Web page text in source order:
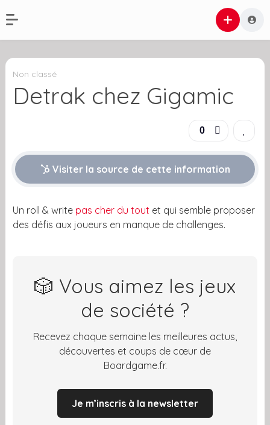
Non classé
Detrak chez Gigamic
0
Visiter la source de cette information
Un roll & write pas cher du tout et qui semble proposer
des défis aux joueurs en manque de challenges.
🎲 Vous aimez les jeux
de société ?
Recevez chaque semaine les meilleures actus,
découvertes et coups de cœur de
Boardgame.fr.
Je m’inscris à la newsletter